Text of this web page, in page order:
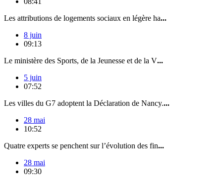
Les attributions de logements sociaux en légère ha...
8 juin
09:13
Le ministère des Sports, de la Jeunesse et de la V...
5 juin
07:52
Les villes du G7 adoptent la Déclaration de Nancy....
28 mai
10:52
Quatre experts se penchent sur l’évolution des fin...
28 mai
09:30